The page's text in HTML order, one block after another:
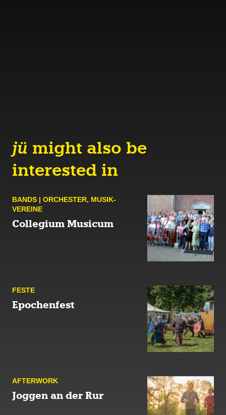
jü might also be
interested in
BANDS | ORCHES­TER, MUSIK­
VEREINE
Collegium Musicum
FESTE
Epochenfest
AFTER­WORK
Joggen an der Rur